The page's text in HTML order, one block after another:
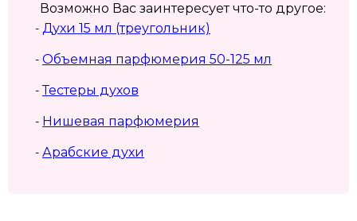
Возможно Вас заинтересует что-то другое:
- Духи 15 мл (треугольник)
- Объемная парфюмерия 50-125 мл
-Тестеры духов
- Нишевая парфюмерия
- Арабские духи